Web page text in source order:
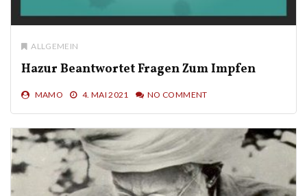
ALLGEMEIN
Hazur Beantwortet Fragen Zum Impfen
MAMO 4. MAI 2021 NO COMMENT